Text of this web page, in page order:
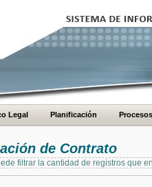
Legal Planificación Procesos
de Contrato
filtrar la cantidad de registros que